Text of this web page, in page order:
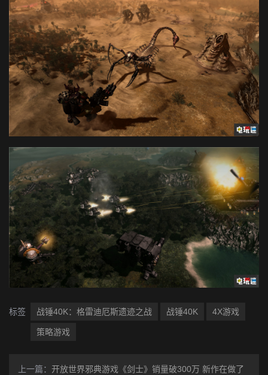
标签 战锤40K：格雷迪厄斯遗迹之战 战锤40K 4X游戏
策略游戏
上一篇： 开放世界邪典游戏《剑士》销量破300万 新作在做了